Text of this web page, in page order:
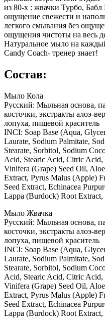
из 80-х : жвачки Турбо,
ощущение свежести и
легкого смывания без
ощущения чистоты на весь
Натуральное мыло на
Candy Coach- тренер знает!
Состав:
Мыло Кола
Русский: Мыльная основа,
косточки, экстракты алоэ-
лопуха, пищевой краситель
INCI: Soap Base (Aqua,
Laurate, Sodium Palmitate,
Stearate, Sorbitol, Sodium
Acid, Stearic Acid, Citric
Vinifera (Grape) Seed Oil,
Extract, Pyrus Malus (Apple)
Seed Extract, Echinacea
Lappa (Burdock) Root
Мыло Жвачка
Русский: Мыльная основа,
косточки, экстракты алоэ-
лопуха, пищевой краситель
INCI: Soap Base (Aqua,
Laurate, Sodium Palmitate,
Stearate, Sorbitol, Sodium
Acid, Stearic Acid, Citric
Vinifera (Grape) Seed Oil,
Extract, Pyrus Malus (Apple)
Seed Extract, Echinacea
Lappa (Burdock) Root